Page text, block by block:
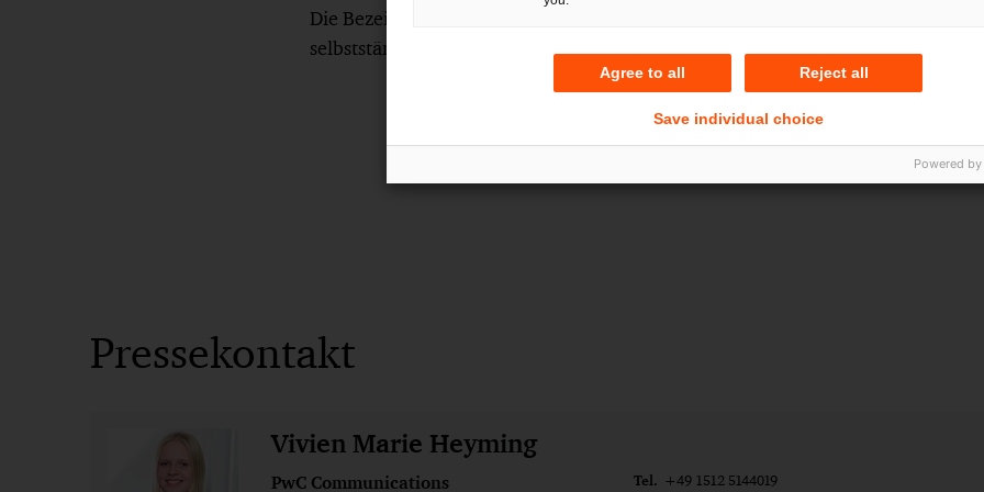
Die Bezeichnung PwC bezieht sich auf das PwC-Netzwerk und/oder eine oder
selbstständigen Netzwerkgesellschaften. Weitere Details unter
Pressekontakt
Vivien Marie Heyming
PwC Communications Tel. +49 1512 5144019
Agree to all Reject all
Save individual choice
Powered by